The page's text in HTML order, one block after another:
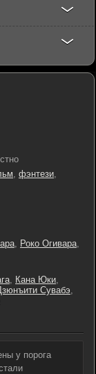
, фэнтези,
, Роко Огивара,
, Кана Юки,
Сувабэ,
у порога